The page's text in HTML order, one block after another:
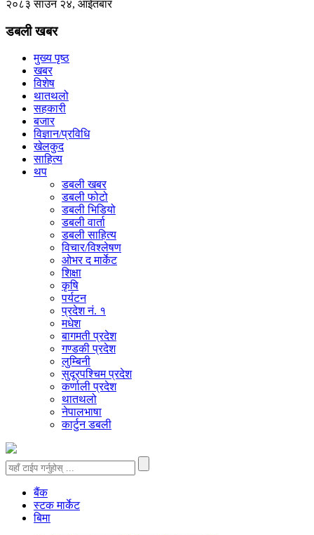
२०८३ साउन २४, आईतबार
डबली खबर
मुख्य पृष्ठ
खबर
विशेष
थातथलो
सहकारी
बजार
विज्ञान/प्रविधि
खेलकुद
साहित्य
थप
डबली खबर
डबली फोटो
डबली भिडियो
डबली वार्ता
डबली साहित्य
विचार/विश्‍लेषण
ओभर द मार्केट
शिक्षा
कृषि
पर्यटन
प्रदेश नं. १
मधेश
बागमती प्रदेश
गण्डकी प्रदेश
लुम्बिनी
सुदूरपश्चिम प्रदेश
कर्णाली प्रदेश
थातथलो
नेपालभाषा
कार्टुन डबली
बैंक
स्टक मार्केट
बिमा